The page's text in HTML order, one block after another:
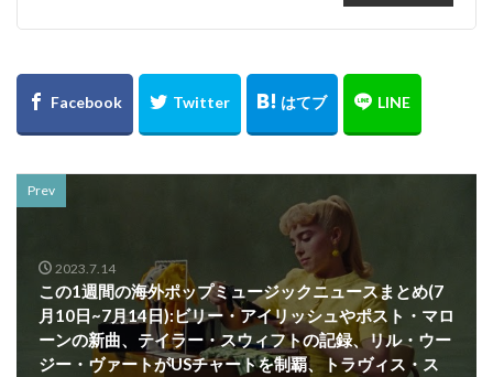
Prev
2023.7.14
この1週間の海外ポップミュージックニュースまとめ(7
月10日~7月14日):ビリー・アイリッシュやポスト・マロ
ーンの新曲、テイラー・スウィフトの記録、リル・ウー
ジー・ヴァートがUSチャートを制覇、トラヴィス・ス